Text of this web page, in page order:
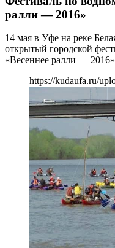
ралли — 2016»
14 мая в Уфе на реке
открытый городской
«Весеннее ралли —
https://kudaufa.ru/